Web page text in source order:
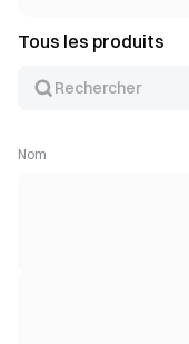
Tous les produits
Nom